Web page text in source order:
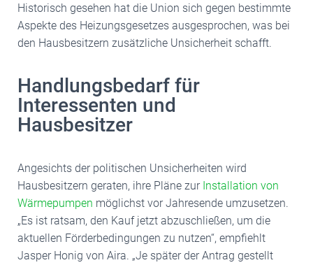
Historisch gesehen hat die Union sich gegen bestimmte
Aspekte des Heizungsgesetzes ausgesprochen, was bei
den Hausbesitzern zusätzliche Unsicherheit schafft.
Handlungsbedarf für
Interessenten und
Hausbesitzer
Angesichts der politischen Unsicherheiten wird
Hausbesitzern geraten, ihre Pläne zur Installation von
Wärmepumpen möglichst vor Jahresende umzusetzen.
„Es ist ratsam, den Kauf jetzt abzuschließen, um die
aktuellen Förderbedingungen zu nutzen“, empfiehlt
Jasper Honig von Aira. „Je später der Antrag gestellt